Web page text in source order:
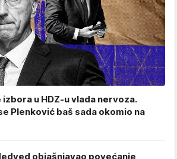
u HDZ-u vlada nervoza.
Plenković baš sada okomio na
objašnjavao povećanje